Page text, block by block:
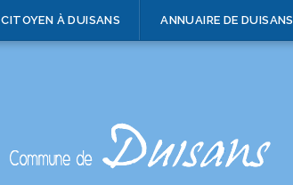
CITOYEN À DUISANS ANNUAIRE DE DUISANS